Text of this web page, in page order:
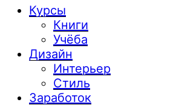
Курсы
Книги
Учёба
Дизайн
Интерьер
Стиль
Заработок